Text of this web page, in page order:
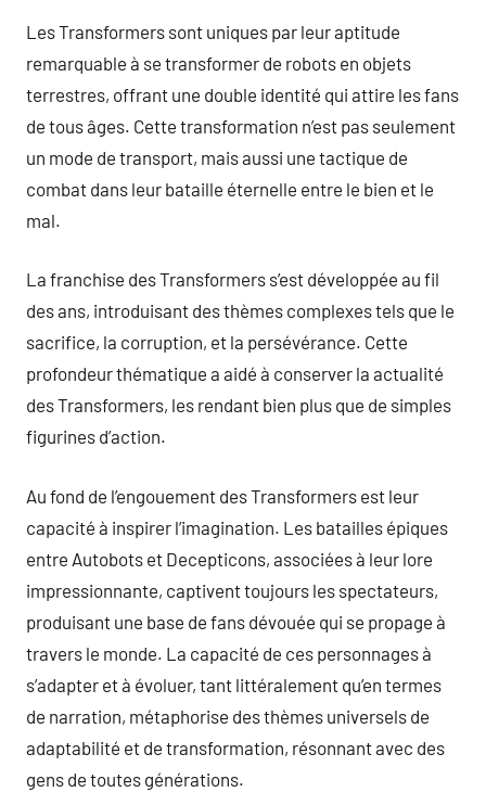
Les Transformers sont uniques par leur aptitude
remarquable à se transformer de robots en objets
terrestres, offrant une double identité qui attire les fans
de tous âges. Cette transformation n’est pas seulement
un mode de transport, mais aussi une tactique de
combat dans leur bataille éternelle entre le bien et le
mal.
La franchise des Transformers s’est développée au fil
des ans, introduisant des thèmes complexes tels que le
sacrifice, la corruption, et la persévérance. Cette
profondeur thématique a aidé à conserver la actualité
des Transformers, les rendant bien plus que de simples
figurines d’action.
Au fond de l’engouement des Transformers est leur
capacité à inspirer l’imagination. Les batailles épiques
entre Autobots et Decepticons, associées à leur lore
impressionnante, captivent toujours les spectateurs,
produisant une base de fans dévouée qui se propage à
travers le monde. La capacité de ces personnages à
s’adapter et à évoluer, tant littéralement qu’en termes
de narration, métaphorise des thèmes universels de
adaptabilité et de transformation, résonnant avec des
gens de toutes générations.